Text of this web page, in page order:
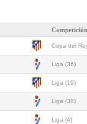
Competición
Copa del
Liga (36)
Liga (19)
Liga (38)
Liga (4)